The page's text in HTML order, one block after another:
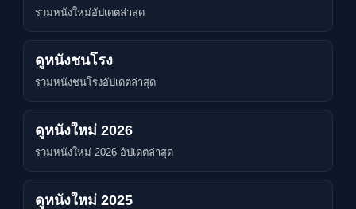
รวมหนังใหม่อัปเดตล่าสุด
ดูหนังชนโรง
รวมหนังชนโรงอัปเดตล่าสุด
ดูหนังใหม่ 2026
รวมหนังใหม่ 2026 อัปเดตล่าสุด
ดูหนังใหม่ 2025